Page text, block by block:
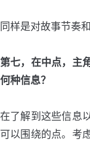
同样是对故事节奏
第七，在中点，主
何种信息？
在了解到这些信息
可以围绕的点。考